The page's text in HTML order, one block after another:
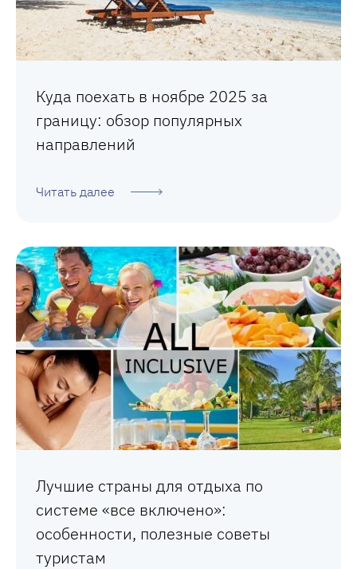
Куда поехать в ноябре 2025 за
границу: обзор популярных
направлений
Читать далее
Лучшие страны для отдыха по
системе «все включено»:
особенности, полезные советы
туристам